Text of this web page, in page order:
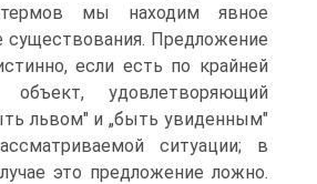
мы находим явное
существования. Предложение
если есть по крайней
удовлетво­ряющий
львом" и „быть увиденным"
ситуации; в
это предложение ложно.